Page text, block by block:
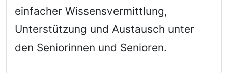
einfacher Wissensvermittlung,
Unterstützung und Austausch unter
den Seniorinnen und Senioren.